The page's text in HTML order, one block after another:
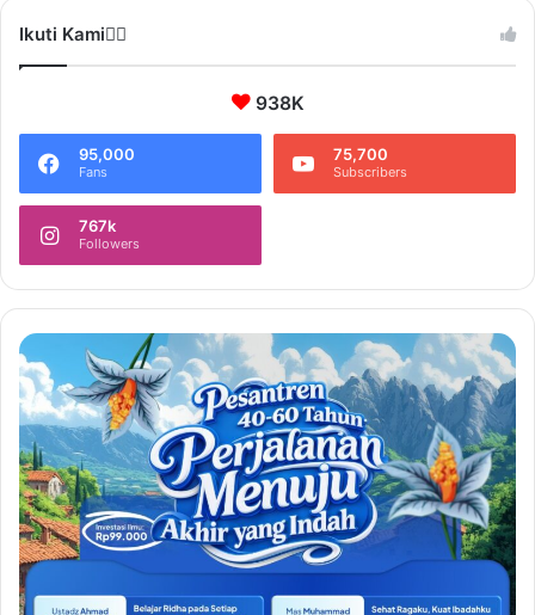
Ikuti Kami❤️‍🔥
938K
95,000
Fans
75,700
Subscribers
767k
Followers